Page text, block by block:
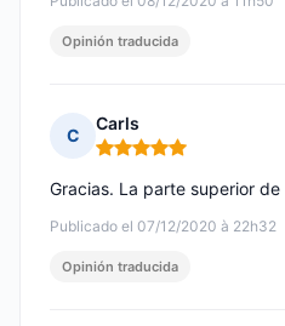
Opinión traducida
C
Carls
Nota: 5 de 5
Publicado el 07/12/2020 à 22h32
Gracias. La parte superior de
Opinión traducida